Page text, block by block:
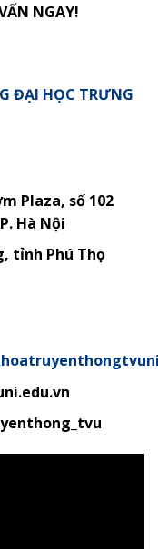
NGAY!
ĐẠI HỌC TRƯNG
Plaza, số 102
Hà Nội
tỉnh Phú Thọ